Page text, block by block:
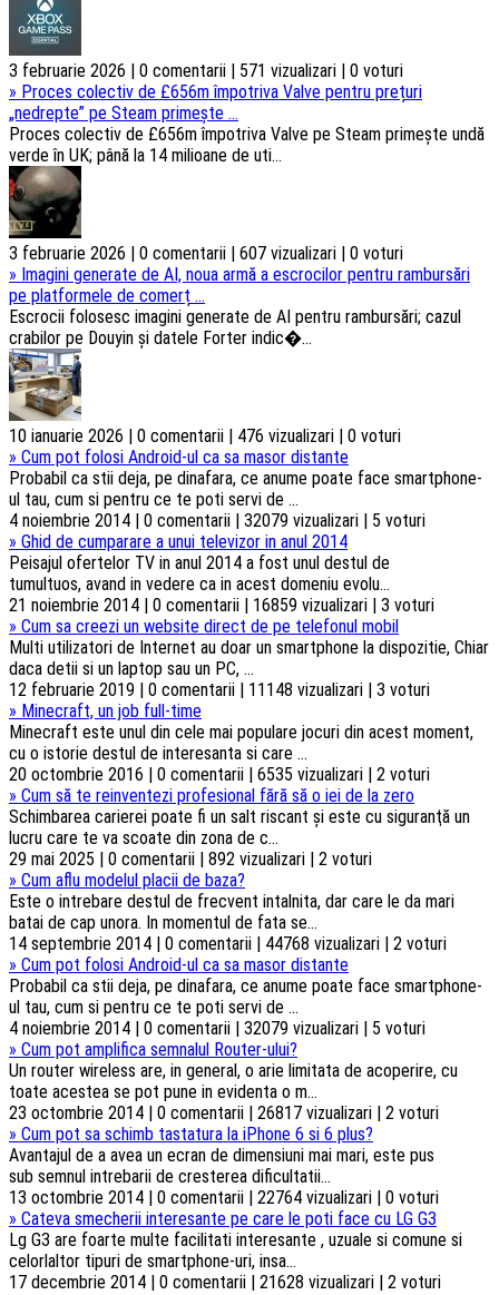
3 februarie 2026 | 0 comentarii | 571 vizualizari | 0 voturi
» Proces colectiv de £656m împotriva Valve pentru prețuri
„nedrepte” pe Steam primește ...
Proces colectiv de £656m împotriva Valve pe Steam primește undă
verde în UK; până la 14 milioane de uti...
3 februarie 2026 | 0 comentarii | 607 vizualizari | 0 voturi
» Imagini generate de AI, noua armă a escrocilor pentru rambursări
pe platformele de comerț ...
Escrocii folosesc imagini generate de AI pentru rambursări; cazul
crabilor pe Douyin și datele Forter indic�...
10 ianuarie 2026 | 0 comentarii | 476 vizualizari | 0 voturi
» Cum pot folosi Android-ul ca sa masor distante
Probabil ca stii deja, pe dinafara, ce anume poate face smartphone-
ul tau, cum si pentru ce te poti servi de ...
4 noiembrie 2014 | 0 comentarii | 32079 vizualizari | 5 voturi
» Ghid de cumparare a unui televizor in anul 2014
Peisajul ofertelor TV in anul 2014 a fost unul destul de
tumultuos, avand in vedere ca in acest domeniu evolu...
21 noiembrie 2014 | 0 comentarii | 16859 vizualizari | 3 voturi
» Cum sa creezi un website direct de pe telefonul mobil
Multi utilizatori de Internet au doar un smartphone la dispozitie, Chiar
daca detii si un laptop sau un PC, ...
12 februarie 2019 | 0 comentarii | 11148 vizualizari | 3 voturi
» Minecraft, un job full-time
Minecraft este unul din cele mai populare jocuri din acest moment,
cu o istorie destul de interesanta si care ...
20 octombrie 2016 | 0 comentarii | 6535 vizualizari | 2 voturi
» Cum să te reinventezi profesional fără să o iei de la zero
Schimbarea carierei poate fi un salt riscant şi este cu siguranţă un
lucru care te va scoate din zona de c...
29 mai 2025 | 0 comentarii | 892 vizualizari | 2 voturi
» Cum aflu modelul placii de baza?
Este o intrebare destul de frecvent intalnita, dar care le da mari
batai de cap unora. In momentul de fata se...
14 septembrie 2014 | 0 comentarii | 44768 vizualizari | 2 voturi
» Cum pot folosi Android-ul ca sa masor distante
Probabil ca stii deja, pe dinafara, ce anume poate face smartphone-
ul tau, cum si pentru ce te poti servi de ...
4 noiembrie 2014 | 0 comentarii | 32079 vizualizari | 5 voturi
» Cum pot amplifica semnalul Router-ului?
Un router wireless are, in general, o arie limitata de acoperire, cu
toate acestea se pot pune in evidenta o m...
23 octombrie 2014 | 0 comentarii | 26817 vizualizari | 2 voturi
» Cum pot sa schimb tastatura la iPhone 6 si 6 plus?
Avantajul de a avea un ecran de dimensiuni mai mari, este pus
sub semnul intrebarii de cresterea dificultatii...
13 octombrie 2014 | 0 comentarii | 22764 vizualizari | 0 voturi
» Cateva smecherii interesante pe care le poti face cu LG G3
Lg G3 are foarte multe facilitati interesante , uzuale si comune si
celorlaltor tipuri de smartphone-uri, insa...
17 decembrie 2014 | 0 comentarii | 21628 vizualizari | 2 voturi